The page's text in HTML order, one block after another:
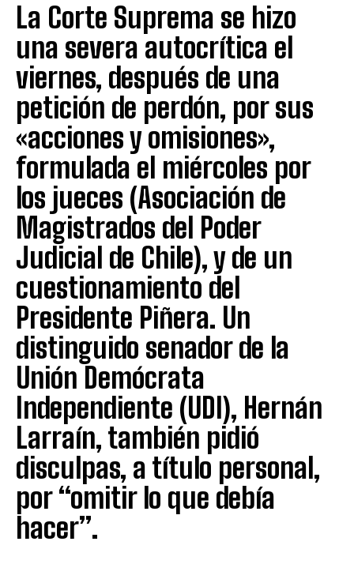
La Corte Suprema se hizo
una severa autocrítica el
viernes, después de una
petición de perdón, por sus
«acciones y omisiones»,
formulada el miércoles por
los jueces (Asociación de
Magistrados del Poder
Judicial de Chile), y de un
cuestionamiento del
Presidente Piñera. Un
distinguido senador de la
Unión Demócrata
Independiente (UDI), Hernán
Larraín, también pidió
disculpas, a título personal,
por “omitir lo que debía
hacer”.